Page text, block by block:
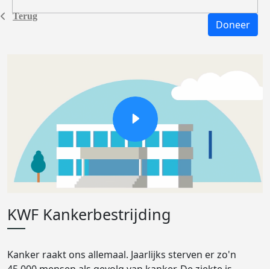
Terug
Doneer
KWF Kankerbestrijding
Kanker raakt ons allemaal. Jaarlijks sterven er zo'n